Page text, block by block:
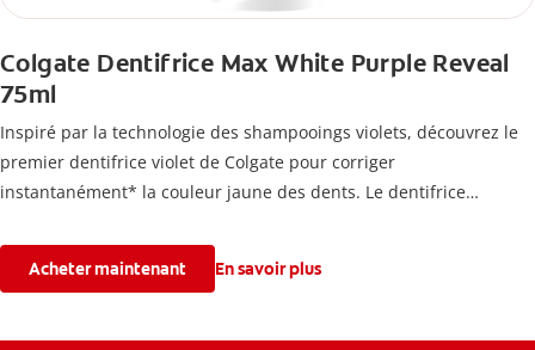
Colgate Dentifrice Max White Purple Reveal
75ml
Inspiré par la technologie des shampooings violets, découvrez le
premier dentifrice violet de Colgate pour corriger
instantanément* la couleur jaune des dents. Le dentifrice
technologie d'effet optique de correction des couleurs, vous
permet de révéler un sourire plus blanc dès le premier brossage.
Acheter maintenant En savoir plus